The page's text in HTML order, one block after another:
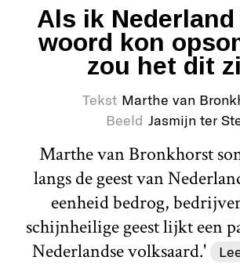
Als ik Nederland
woord kon
zou het dit
Tekst Marthe van
Beeld Jasmijn ter
Marthe van Bronkhorst
langs de geest van
eenheid bedrog,
schijnheilige geest lijkt een
Nederlandse volksaard.'